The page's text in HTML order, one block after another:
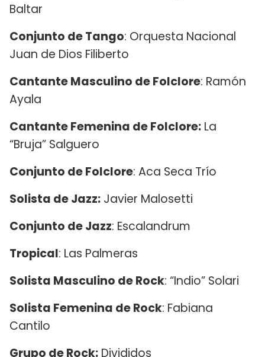
Baltar
Conjunto de Tango: Orquesta Nacional
Juan de Dios Filiberto
Cantante Masculino de Folclore: Ramón
Ayala
Cantante Femenina de Folclore: La
“Bruja” Salguero
Conjunto de Folclore: Aca Seca Trío
Solista de Jazz: Javier Malosetti
Conjunto de Jazz: Escalandrum
Tropical: Las Palmeras
Solista Masculino de Rock: “Indio” Solari
Solista Femenina de Rock: Fabiana
Cantilo
Grupo de Rock: Divididos